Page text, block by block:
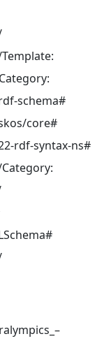
schema#
core#
rdf-syntax-ns#